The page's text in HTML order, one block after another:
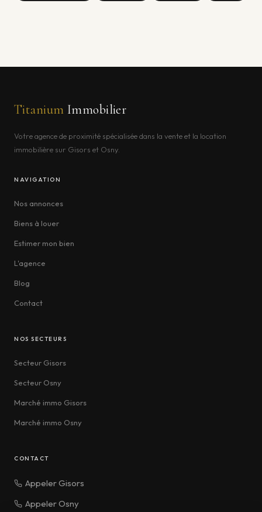
Titanium Immobilier
Votre agence de proximité spécialisée dans la vente et la location
immobilière sur Gisors et Osny.
NAVIGATION
Nos annonces
Biens à louer
Estimer mon bien
L'agence
Blog
Contact
NOS SECTEURS
Secteur Gisors
Secteur Osny
Marché immo Gisors
Marché immo Osny
CONTACT
Appeler Gisors
Appeler Osny